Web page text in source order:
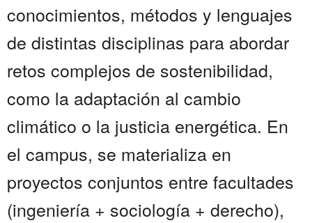
conocimientos, métodos y lenguajes
de distintas disciplinas para abordar
retos complejos de sostenibilidad,
como la adaptación al cambio
climático o la justicia energética. En
el campus, se materializa en
proyectos conjuntos entre facultades
(ingeniería + sociología + derecho),